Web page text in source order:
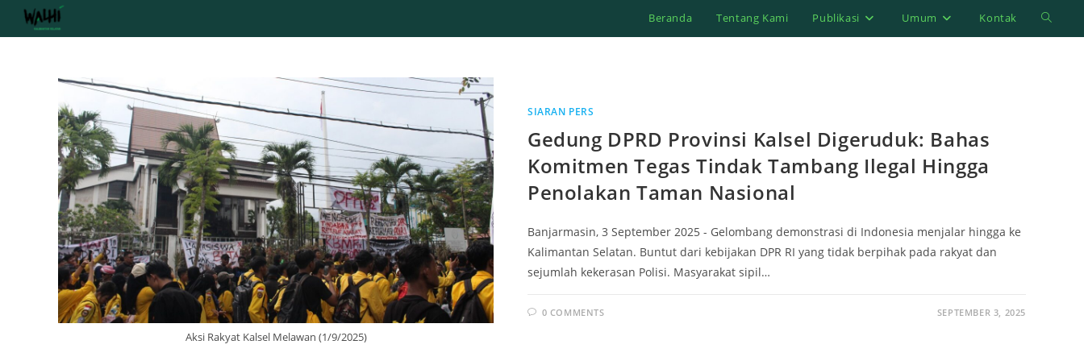
Beranda Tentang Kami Publikasi Umum Kontak Toggle
Aksi Rakyat Kalsel Melawan (1/9/2025)
SIARAN PERS
Gedung DPRD Provinsi Kalsel Digeruduk: Bahas
Komitmen Tegas Tindak Tambang Ilegal Hingga
Penolakan Taman Nasional
Banjarmasin, 3 September 2025 - Gelombang demonstrasi di Indonesia menjalar hingga ke
Kalimantan Selatan. Buntut dari kebijakan DPR RI yang tidak berpihak pada rakyat dan
sejumlah kekerasan Polisi. Masyarakat sipil…
0 COMMENTS SEPTEMBER 3, 2025